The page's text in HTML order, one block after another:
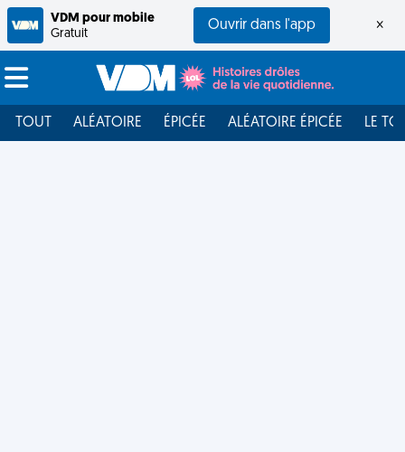
VDM pour mobile
Gratuit
Ouvrir dans l'app ×
TOUT ALÉATOIRE ÉPICÉE ALÉATOIRE ÉPICÉE LE